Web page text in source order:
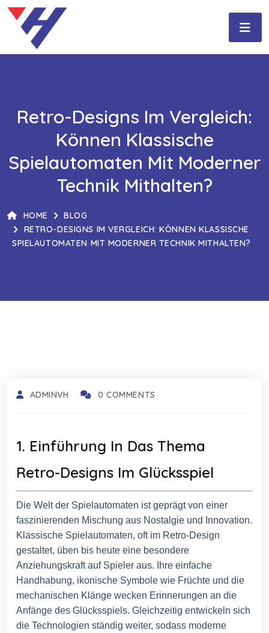
Retro-Designs Im Vergleich:
Können Klassische
Spielautomaten Mit Moderner
Technik Mithalten?
HOME
BLOG
RETRO-DESIGNS IM VERGLEICH: KÖNNEN KLASSISCHE
SPIELAUTOMATEN MIT MODERNER TECHNIK MITHALTEN?
ADMINVH 0 COMMENTS
1. Einführung In Das Thema
Retro-Designs Im Glücksspiel
Die Welt der Spielautomaten ist geprägt von einer
faszinierenden Mischung aus Nostalgie und Innovation.
Klassische Spielautomaten, oft im Retro-Design
gestaltet, üben bis heute eine besondere
Anziehungskraft auf Spieler aus. Ihre einfache
Handhabung, ikonische Symbole wie Früchte und die
mechanischen Klänge wecken Erinnerungen an die
Anfänge des Glücksspiels. Gleichzeitig entwickeln sich
die Technologien ständig weiter, sodass moderne